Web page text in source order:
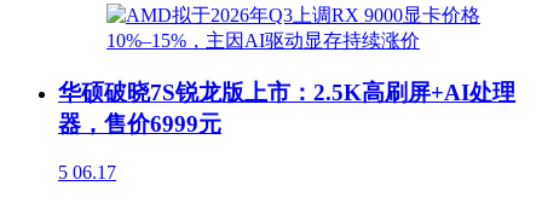
华硕破晓7S锐龙版上市：2.5K高刷屏+AI处理
器，售价6999元
5 06.17